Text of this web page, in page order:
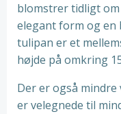
blomstrer tidligt
elegant form og en
tulipan er et
højde på omkring
Der er også
er velegnede til